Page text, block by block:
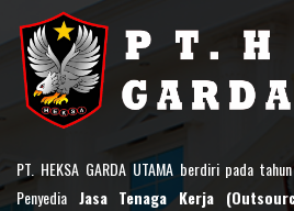
PT. HEKSA GARDA UTAMA berdiri pada
Penyedia Jasa Tenaga Kerja